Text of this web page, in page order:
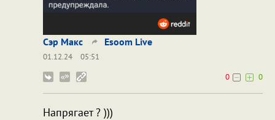
Сэр Макс Esoom Live
01.12.24
05:51
0
0
Напрягает ? )))